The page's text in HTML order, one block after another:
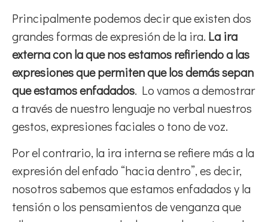
Principalmente podemos decir que existen dos
grandes formas de expresión de la ira. La ira
externa con la que nos estamos refiriendo a las
expresiones que permiten que los demás sepan
que estamos enfadados. Lo vamos a demostrar
a través de nuestro lenguaje no verbal nuestros
gestos, expresiones faciales o tono de voz.
Por el contrario, la ira interna se refiere más a la
expresión del enfado “hacia dentro”, es decir,
nosotros sabemos que estamos enfadados y la
tensión o los pensamientos de venganza que